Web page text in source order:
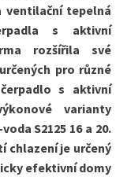
ventilační tepelná
s aktivní
rozšířila své
pro různé
s aktivní
varianty
S2125 16 a 20.
chlazení je určený
efektivní domy